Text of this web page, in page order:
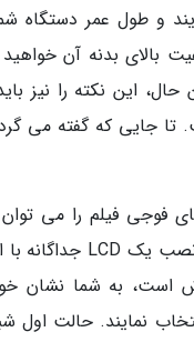
بالای بدنه آن
حال، این نکته را نیز
جایی که گفته می
است، به شما نشان
نمایند. حالت